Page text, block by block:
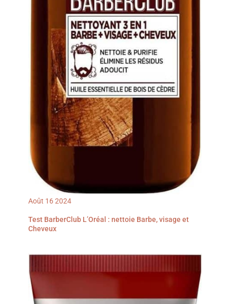
Août 162024
Test BarberClub L’Oréal : nettoie Barbe, visage et
Cheveux